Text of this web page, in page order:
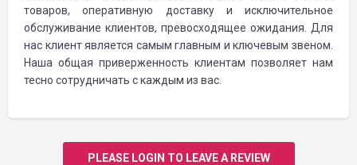
товаров, оперативную доставку и исключительное
обслуживание клиентов, превосходящее ожидания. Для
нас клиент является самым главным и ключевым звеном.
Наша общая приверженность клиентам позволяет нам
тесно сотрудничать с каждым из вас.
PLEASE LOGIN TO LEAVE A REVIEW